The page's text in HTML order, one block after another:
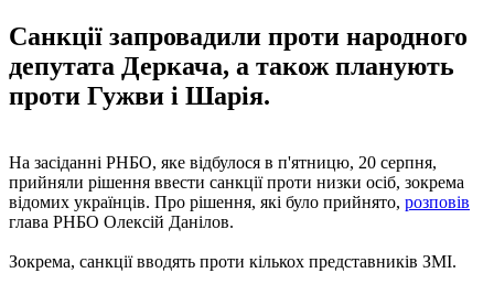
Санкції запровадили проти народного
депутата Деркача, а також планують
проти Гужви і Шарія.
На засіданні РНБО, яке відбулося в п'ятницю, 20 серпня,
прийняли рішення ввести санкції проти низки осіб, зокрема
відомих українців. Про рішення, які було прийнято, розповів
глава РНБО Олексій Данілов.
Зокрема, санкції вводять проти кількох представників ЗМІ.